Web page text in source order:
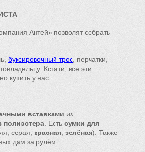
Антей» позволят собрать
буксировочный трос , перчатки,
Кстати, все эти
купить у нас.
вставками из
полиэстера . Есть сумки для
серая, красная зелёная). Также
дам за рулём.